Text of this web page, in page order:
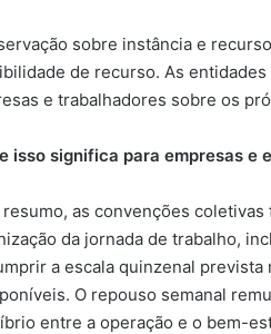
sobre instância e
de recurso. As
e trabalhadores sobre os
isso significa para empresas e
resumo, as convenções
da jornada de trabalho,
a escala quinzenal
O repouso semanal
entre a operação e o bem-